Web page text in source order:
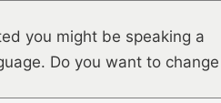
you might be speaking a
Do you want to